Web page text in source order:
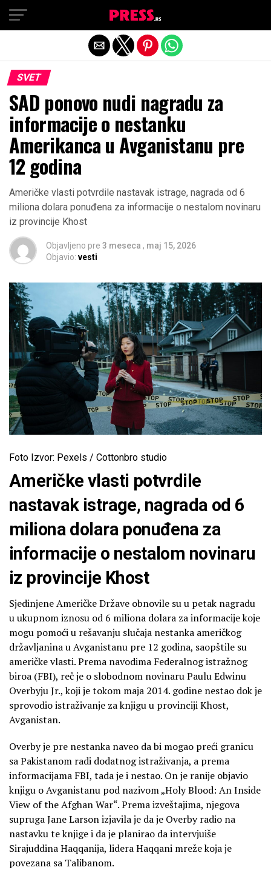
SVET
SAD ponovo nudi nagradu za
informacije o nestanku
Amerikanca u Avganistanu pre
12 godina
Američke vlasti potvrdile nastavak istrage, nagrada od 6
miliona dolara ponuđena za informacije o nestalom novinaru
iz provincije Khost
Objavljeno pre 3 meseca , maj 15, 2026
Objavio: vesti
Foto Izvor: Pexels / Cottonbro studio
Američke vlasti potvrdile
nastavak istrage, nagrada od 6
miliona dolara ponuđena za
informacije o nestalom novinaru
iz provincije Khost
Sjedinjene Američke Države obnovile su u petak nagradu
u ukupnom iznosu od 6 miliona dolara za informacije koje
mogu pomoći u rešavanju slučaja nestanka američkog
državljanina u Avganistanu pre 12 godina, saopštile su
američke vlasti. Prema navodima Federalnog istražnog
biroa (FBI), reč je o slobodnom novinaru Paulu Edwinu
Overbyju Jr., koji je tokom maja 2014. godine nestao dok je
sprovodio istraživanje za knjigu u provinciji Khost,
Avganistan.
Overby je pre nestanka naveo da bi mogao preći granicu
sa Pakistanom radi dodatnog istraživanja, a prema
informacijama FBI, tada je i nestao. On je ranije objavio
knjigu o Avganistanu pod nazivom „Holy Blood: An Inside
View of the Afghan War“. Prema izveštajima, njegova
supruga Jane Larson izjavila je da je Overby radio na
nastavku te knjige i da je planirao da intervjuiše
Sirajuddina Haqqanija, lidera Haqqani mreže koja je
povezana sa Talibanom.
Exit mobile version